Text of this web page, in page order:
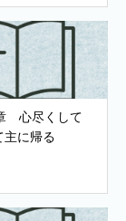
心尽くして
主に帰る